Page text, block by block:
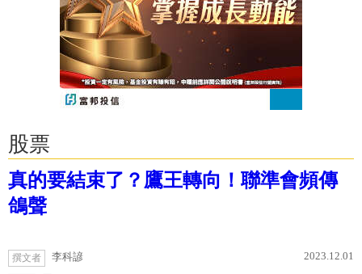
股票
真的要結束了？鷹王轉向！聯準會頻傳
鴿聲
撰文者 李科諺 2023.12.01